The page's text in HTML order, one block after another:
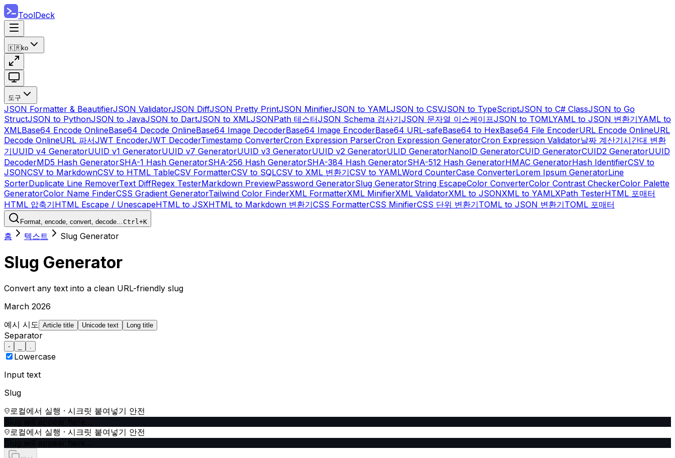
ToolDeck
🇰🇷ko
도구
JSON Formatter & BeautifierJSON ValidatorJSON DiffJSON Pretty PrintJSON MinifierJSON to YAMLJSON to CSVJSON to TypeScriptJSON to C# ClassJSON to Go
StructJSON to PythonJSON to JavaJSON to DartJSON to XMLJSONPath 테스터JSON Schema 검사기JSON 문자열 이스케이프JSON to TOMLYAML to JSON 변환기YAML to
XMLBase64 Encode OnlineBase64 Decode OnlineBase64 Image DecoderBase64 Image EncoderBase64 URL-safeBase64 to HexBase64 File EncoderURL Encode OnlineURL
Decode OnlineURL 파서JWT EncoderJWT DecoderTimestamp ConverterCron Expression ParserCron Expression GeneratorCron Expression Validator날짜 계산기시간대 변환
기UUID v4 GeneratorUUID v1 GeneratorUUID v7 GeneratorUUID v3 GeneratorUUID v2 GeneratorULID GeneratorNanoID GeneratorCUID GeneratorCUID2 GeneratorUUID
DecoderMD5 Hash GeneratorSHA-1 Hash GeneratorSHA-256 Hash GeneratorSHA-384 Hash GeneratorSHA-512 Hash GeneratorHMAC GeneratorHash IdentifierCSV to
JSONCSV to MarkdownCSV to HTML TableCSV FormatterCSV to SQLCSV to XML 변환기CSV to YAMLWord CounterCase ConverterLorem Ipsum GeneratorLine
SorterDuplicate Line RemoverText DiffRegex TesterMarkdown PreviewPassword GeneratorSlug GeneratorString EscapeColor ConverterColor Contrast CheckerColor Palette
GeneratorColor Name FinderCSS Gradient GeneratorTailwind Color FinderXML FormatterXML MinifierXML ValidatorXML to JSONXML to YAMLXPath TesterHTML 포매터
HTML 압축기HTML Escape / UnescapeHTML to JSXHTML to Markdown 변환기CSS FormatterCSS MinifierCSS 단위 변환기TOML to JSON 변환기TOML 포매터
Format, encode, convert, decode…Ctrl+K
홈 텍스트 Slug Generator
Slug Generator
Convert any text into a clean URL-friendly slug
March 2026
예시 시도
Article title Unicode text Long title
Separator
-
Lowercase
Input text
Slug
로컬에서 실행 · 시크릿 붙여넣기 안전
로컬에서 실행 · 시크릿 붙여넣기 안전